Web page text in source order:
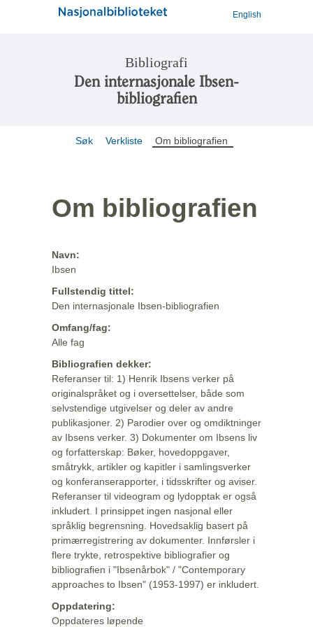
English
Bibliografi
Den internasjonale Ibsen-
bibliografien
Søk Verkliste Om bibliografien
Om bibliografien
Navn:
Ibsen
Fullstendig tittel:
Den internasjonale Ibsen-bibliografien
Omfang/fag:
Alle fag
Bibliografien dekker:
Referanser til: 1) Henrik Ibsens verker på
originalspråket og i oversettelser, både som
selvstendige utgivelser og deler av andre
publikasjoner. 2) Parodier over og omdiktninger
av Ibsens verker. 3) Dokumenter om Ibsens liv
og forfatterskap: Bøker, hovedoppgaver,
småtrykk, artikler og kapitler i samlingsverker
og konferanserapporter, i tidsskrifter og aviser.
Referanser til videogram og lydopptak er også
inkludert. I prinsippet ingen nasjonal eller
språklig begrensning. Hovedsaklig basert på
primærregistrering av dokumenter. Innførsler i
flere trykte, retrospektive bibliografier og
bibliografien i "Ibsenårbok" / "Contemporary
approaches to Ibsen" (1953-1997) er inkludert.
Oppdatering:
Oppdateres løpende